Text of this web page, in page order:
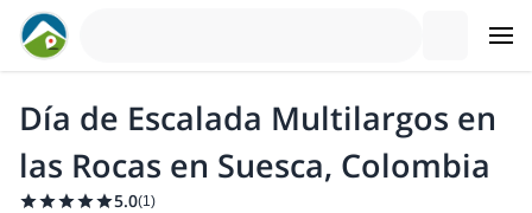
Día de Escalada Multilargos en
las Rocas en Suesca, Colombia
5.0(1)